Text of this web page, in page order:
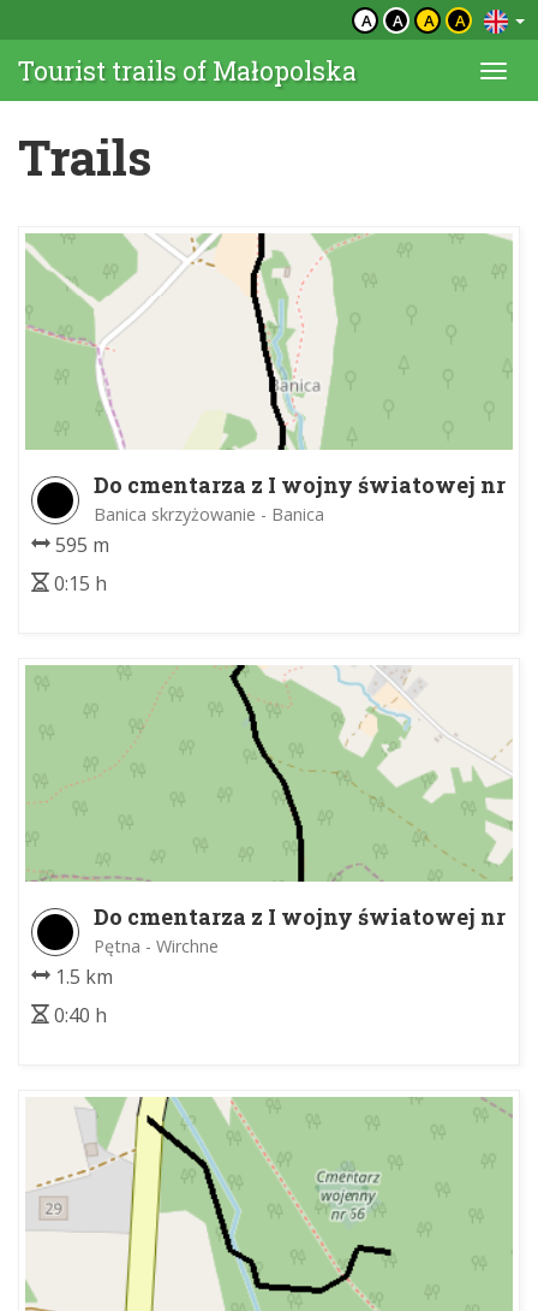
A A A A
Tourist trails of Małopolska
Trails
Do cmentarza z I wojny światowej nr
62
Banica skrzyżowanie - Banica
595 m
0:15 h
Do cmentarza z I wojny światowej nr
63
Pętna - Wirchne
1.5 km
0:40 h